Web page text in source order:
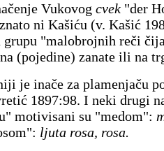
Vukovog cvek "der
ni Kašiću (v. Kašić
grupu "malobrojnih reči
(pojedine) zanate ili na
je inače za plamenjaču
1897:98. I neki drugi
motivisani su "medom":
ljuta rosa, rosa.